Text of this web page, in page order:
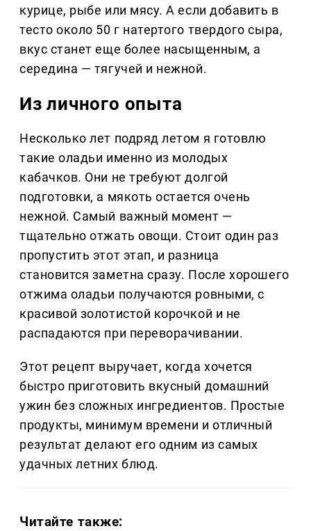
курице, рыбе или мясу. А если добавить в
тесто около 50 г натертого твердого сыра,
вкус станет еще более насыщенным, а
середина — тягучей и нежной.
Из личного опыта
Несколько лет подряд летом я готовлю
такие оладьи именно из молодых
кабачков. Они не требуют долгой
подготовки, а мякоть остается очень
нежной. Самый важный момент —
тщательно отжать овощи. Стоит один раз
пропустить этот этап, и разница
становится заметна сразу. После хорошего
отжима оладьи получаются ровными, с
красивой золотистой корочкой и не
распадаются при переворачивании.
Этот рецепт выручает, когда хочется
быстро приготовить вкусный домашний
ужин без сложных ингредиентов. Простые
продукты, минимум времени и отличный
результат делают его одним из самых
удачных летних блюд.
Читайте также: